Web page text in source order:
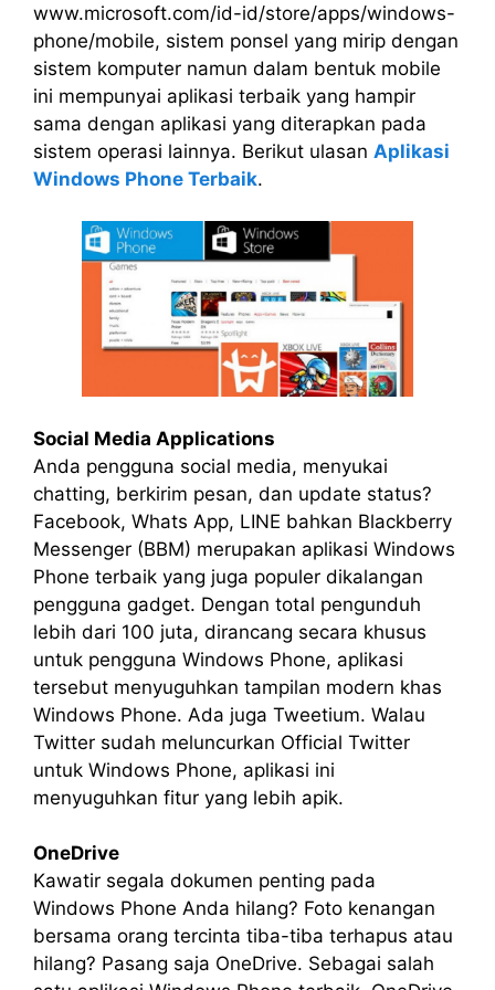
www.microsoft.com/id-id/store/apps/windows-
phone/mobile, sistem ponsel yang mirip dengan
sistem komputer namun dalam bentuk mobile
ini mempunyai aplikasi terbaik yang hampir
sama dengan aplikasi yang diterapkan pada
sistem operasi lainnya. Berikut ulasan Aplikasi
Windows Phone Terbaik.
Social Media Applications
Anda pengguna social media, menyukai
chatting, berkirim pesan, dan update status?
Facebook, Whats App, LINE bahkan Blackberry
Messenger (BBM) merupakan aplikasi Windows
Phone terbaik yang juga populer dikalangan
pengguna gadget. Dengan total pengunduh
lebih dari 100 juta, dirancang secara khusus
untuk pengguna Windows Phone, aplikasi
tersebut menyuguhkan tampilan modern khas
Windows Phone. Ada juga Tweetium. Walau
Twitter sudah meluncurkan Official Twitter
untuk Windows Phone, aplikasi ini
menyuguhkan fitur yang lebih apik.
OneDrive
Kawatir segala dokumen penting pada
Windows Phone Anda hilang? Foto kenangan
bersama orang tercinta tiba-tiba terhapus atau
hilang? Pasang saja OneDrive. Sebagai salah